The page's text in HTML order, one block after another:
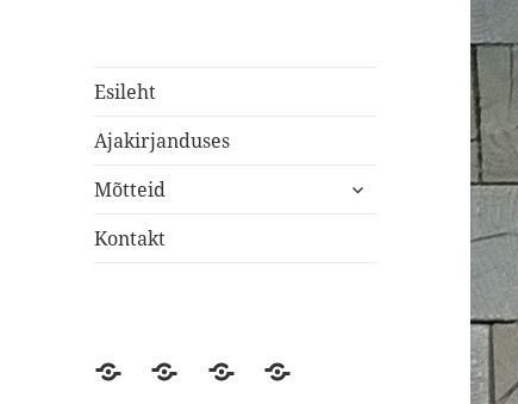
Esileht
Ajakirjanduses
Mõtteid
laienda
Kontakt
EsilehtAjakirjanduses
MõtteidKontakt